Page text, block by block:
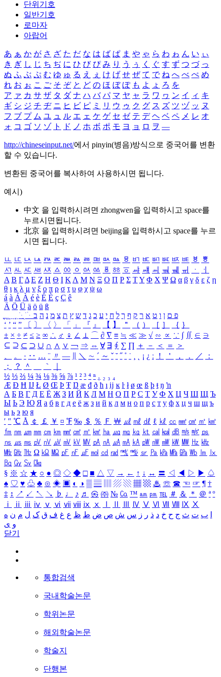
단위기호
일반기호
로마자
아랍어
あ ぁ か が さ ざ た だ な は ば ぱ ま や ゃ ら わ ゎ ん い ぃ
き ぎ し じ ち ぢ に ひ び ぴ み り う ぅ く ぐ す ず つ づ っ
ぬ ふ ぶ ぷ む ゆ ゅ る え ぇ け げ せ ぜ て で ね へ べ ぺ め
れ お ぉ こ ご そ ぞ と ど の ほ ぼ ぽ も よ ょ ろ を
ア ァ カ サ ザ タ ダ ナ ハ バ パ マ ヤ ャ ラ ワ ヮ ン イ ィ キ
ギ シ ジ チ ヂ ニ ヒ ビ ピ ミ リ ウ ゥ ク グ ス ズ ツ ヅ ッ ヌ
フ ブ プ ム ユ ュ ル エ ェ ケ ゲ セ ゼ テ デ ヘ ベ ペ メ レ オ
ォ コ ゴ ソ ゾ ト ド ノ ホ ボ ポ モ ヨ ョ ロ ヲ ―
http://chineseinput.net/에서 pinyin(병음)방식으로 중국어를 변환
할 수 있습니다.
변환된 중국어를 복사하여 사용하시면 됩니다.
예시)
中文 을 입력하시려면 zhongwen을 입력하시고 space를
누르시면됩니다.
北京 을 입력하시려면 beijing을 입력하시고 space를 누르
시면 됩니다.
ㅥ ㅦ ㅧ ㅨ ㅩ ㅪ ㅫ ㅬ ㅭ ㅮ ㅯ ㅰ ㅱ ㅲ ㅳ ㅴ ㅵ ㅶ ㅷ ㅸ
ㅹ
ㅺ ㅻ ㅼ ㅽ ㅾ ㅿ ㆀ ㆁ ㆂ ㆃ ㆄ ㆅ ㆆ ㆇ ㆈ ㆉ ㆊ ㆋ ㆌ ㆍ
ㆎ
Α Β ΓΔ Ε Ζ Η Θ Ι ΚΛ Μ Ν Ξ Ο Π Ρ Σ ΤΥ Φ Χ Ψ Ω α β γ δ ε ζ η
θ ι κ λ μ ν ξ ο π ρ σ τ υ φ χ ψ ω
á à Á À é è É È ç Ç ê
Ä Ö Ü ä ö ü ß
ִֶֹ ֻּ ׁׂ פ ם ן ו ט א ר ק ף ך ל ח י ע כ ג ד ש ץ ת צ מ נ ה ב
‘ ’ “ ” 〔 〕 〈 〉 「 」 『 』 【 】 ＂ （ ） ［ ］ ｛ ｝
± × ÷ ≠ ≤ ≥ ∞ ∴ ♂ ♀ ∠ ⊥ ⌒ ∂ ∇ ≡ ≒ ≪ ≫ √ ∽ ∝ ∵ ∫ ∬ ∈ ∋
⊆ ⊇ ⊂ ⊃ ∪ ∩ ∧ ∨ ￢ ⇒ ⇔ ∀ ∃ ∮ ∑ ∏ ＋ － ＜ ＝
＞
、
。 · ‥ … ¨ 〃 ― ＼ ∼ ´ ～ ˇ ˘ ˝ ˚ ˙ ¸ ¡ ¿ ː ！ ＇ ， ． ／
：
；
？ ＾ ｀
½ ⅓ ⅔ ¼ ¾ ⅛ ⅜ ⅝ ⅞ ¹ ² ³ ⁴ ⁿ ₁ ₂ ₃ ₄
Æ Ð Ħ Ĳ Ł Ø Œ Þ Ŧ Ŋ æ đ ð ħ ı ĳ ĸ ŀ ł ø œ ß þ ŧ ŋ ŉ
А Б В Г Д Е Ё Ж З И Й К Л М Н О П Р С Т У Ф Х Ц Ч Ш Щ Ъ
Ы Ь Э Ю Я а б в г д е ё ж з и й к л м н о п р с т у ф х ц ч ш щ ъ
ы ь э ю я
′ ″ ℃ Å ￠ ￡ ￥ ¤ ℉ ‰ ＄ ％ Ｆ ￦ ㎕ ㎖ ㎗ ℓ ㎘ ㏄ ㎣ ㎤ ㎥ ㎦
㎙ ㎚ ㎛ ㎜ ㎝ ㎞ ㎟ ㎠ ㎡ ㎢ ㏊ ㎍ ㎎ ㎏ ㏏ ㎈ ㎉ ㏈ ㎧ ㎨ ㎰
㎱ ㎲ ㎳ ㎴ ㎵ ㎶ ㎷ ㎸ ㎹ ㎀ ㎁ ㎂ ㎃ ㎄ ㎺ ㎻ ㎽ ㎾ ㎿ ㎐ ㎑
㎒ ㎓ ㎔ Ω ㏀ ㏁ ㎊ ㎋ ㎌ ㏖ ㏅ ㎭ ㎮ ㎯ ㏛ ㎩ ㎪ ㎫ ㎬ ㏝ ㏐
㏓
㏃ ㏉ ㏜ ㏆
§ ※ ☆ ★ ○ ● ◎ ◇ ◆ □ ■ △ ▽ → ← ↑ ↓ ↔ 〓 ◁ ◀ ▷ ▶ ♤
♠ ♡ ♥ ♧ ♣ ⊙ ◈ ▣ ◐ ◑ ▒ ▤ ▨ ▧ ▦ ▩ ♨ ☏ ☎ ☜ ☞ ¶ †
‡ ↕ ↗ ↙ ↖ ↘ ♭ ♩ ♪ ♬ ㉿ ㈜ № ㏇ ™ ㏂ ㏘ ℡ ＃ ＆ ＊ ＠ ª º
ⅰ
ⅱ ⅲ ⅳ ⅴ ⅵ ⅶ ⅷ ⅸ ⅹ Ⅳ Ⅴ Ⅵ Ⅶ Ⅷ Ⅸ Ⅹ
ب ت ث ج ح خ د ذ ر ز س ش ص ض ط ظ ع غ ف ق ک ل م ن ه
و ی
닫기
통합검색
국내학술논문
학위논문
해외학술논문
학술지
단행본